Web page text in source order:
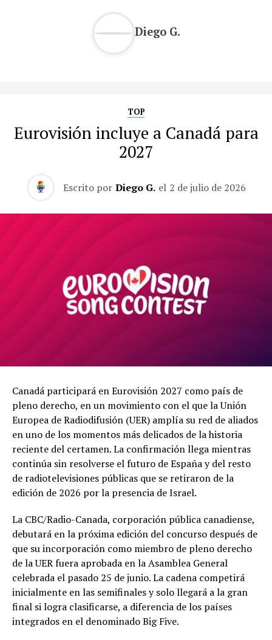
Diego G.
TOP
Eurovisión incluye a Canadá para
2027
Escrito por Diego G. el 2 de julio de 2026
Canadá participará en Eurovisión 2027 como país de
pleno derecho, en un movimiento con el que la Unión
Europea de Radiodifusión (UER) amplía su red de aliados
en uno de los momentos más delicados de la historia
reciente del certamen. La confirmación llega mientras
continúa sin resolverse el futuro de España y del resto
de radiotelevisiones públicas que se retiraron de la
edición de 2026 por la presencia de Israel.
La CBC/Radio-Canada, corporación pública canadiense,
debutará en la próxima edición del concurso después de
que su incorporación como miembro de pleno derecho
de la UER fuera aprobada en la Asamblea General
celebrada el pasado 25 de junio. La cadena competirá
inicialmente en las semifinales y solo llegará a la gran
final si logra clasificarse, a diferencia de los países
integrados en el denominado Big Five.